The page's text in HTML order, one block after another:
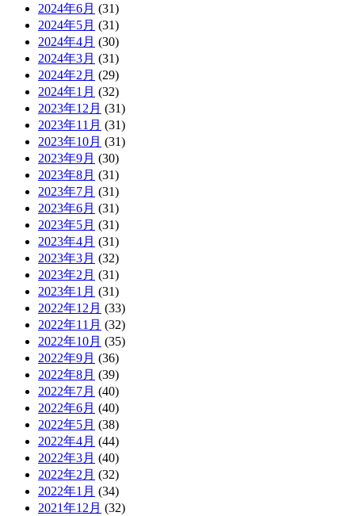
2024年6月 (31)
2024年5月 (31)
2024年4月 (30)
2024年3月 (31)
2024年2月 (29)
2024年1月 (32)
2023年12月 (31)
2023年11月 (31)
2023年10月 (31)
2023年9月 (30)
2023年8月 (31)
2023年7月 (31)
2023年6月 (31)
2023年5月 (31)
2023年4月 (31)
2023年3月 (32)
2023年2月 (31)
2023年1月 (31)
2022年12月 (33)
2022年11月 (32)
2022年10月 (35)
2022年9月 (36)
2022年8月 (39)
2022年7月 (40)
2022年6月 (40)
2022年5月 (38)
2022年4月 (44)
2022年3月 (40)
2022年2月 (32)
2022年1月 (34)
2021年12月 (32)